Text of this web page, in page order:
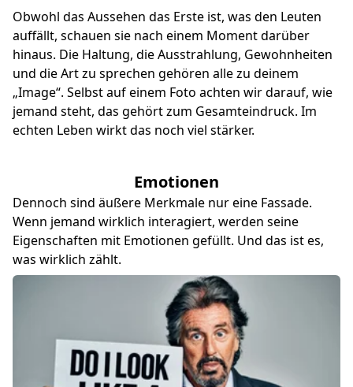
Obwohl das Aussehen das Erste ist, was den Leuten
auffällt, schauen sie nach einem Moment darüber
hinaus. Die Haltung, die Ausstrahlung, Gewohnheiten
und die Art zu sprechen gehören alle zu deinem
„Image“. Selbst auf einem Foto achten wir darauf, wie
jemand steht, das gehört zum Gesamteindruck. Im
echten Leben wirkt das noch viel stärker.
Emotionen
Dennoch sind äußere Merkmale nur eine Fassade.
Wenn jemand wirklich interagiert, werden seine
Eigenschaften mit Emotionen gefüllt. Und das ist es,
was wirklich zählt.